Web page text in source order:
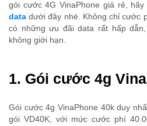
gói cước 4G VinaPhone giá rẻ,
data dưới đây nhé. Không chỉ cước
có những ưu đãi data rất hấp
không giới hạn.
1. Gói cước 4g
Gói cước 4g VinaPhone 40k duy
gói VD40K, với mức cước phí